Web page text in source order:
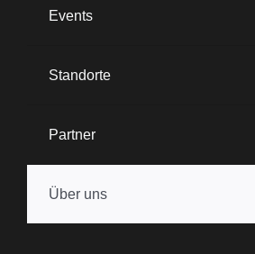
Events
Standorte
Partner
Über uns